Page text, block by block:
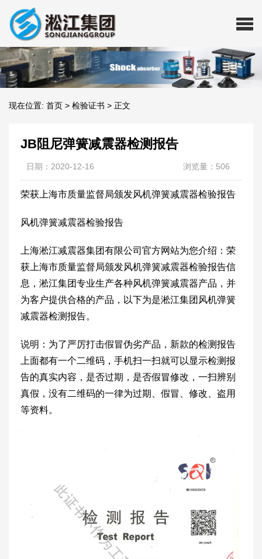
现在位置: 首页 > 检验证书 > 正文
JB阻尼弹簧减震器检测报告
日期：2020-12-16 浏览量：506
荣获上海市质量监督局颁发风机弹簧减震器检验报告
风机弹簧减震器检验报告
上海淞江减震器集团有限公司官方网站为您介绍：荣
获上海市质量监督局颁发风机弹簧减震器检验报告信
息，淞江集团专业生产各种风机弹簧减震器产品，并
为客户提供合格的产品，以下为是淞江集团风机弹簧
减震器检测报告。
说明：为了严厉打击假冒伪劣产品，新款的检测报告
上面都有一个二维码，手机扫一扫就可以显示检测报
告的真实内容，是否过期，是否假冒修改，一扫辨别
真假，没有二维码的一律为过期、假冒、修改、盗用
等资料。